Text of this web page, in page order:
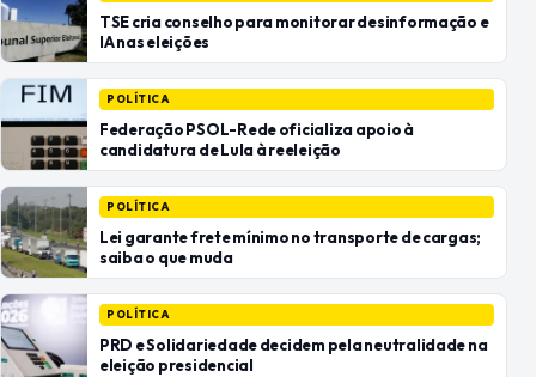
TSE cria conselho para monitorar desinformação e
IA nas eleições
POLÍTICA
Federação PSOL-Rede oficializa apoio à
candidatura de Lula à reeleição
POLÍTICA
Lei garante frete mínimo no transporte de cargas;
saiba o que muda
POLÍTICA
PRD e Solidariedade decidem pela neutralidade na
eleição presidencial